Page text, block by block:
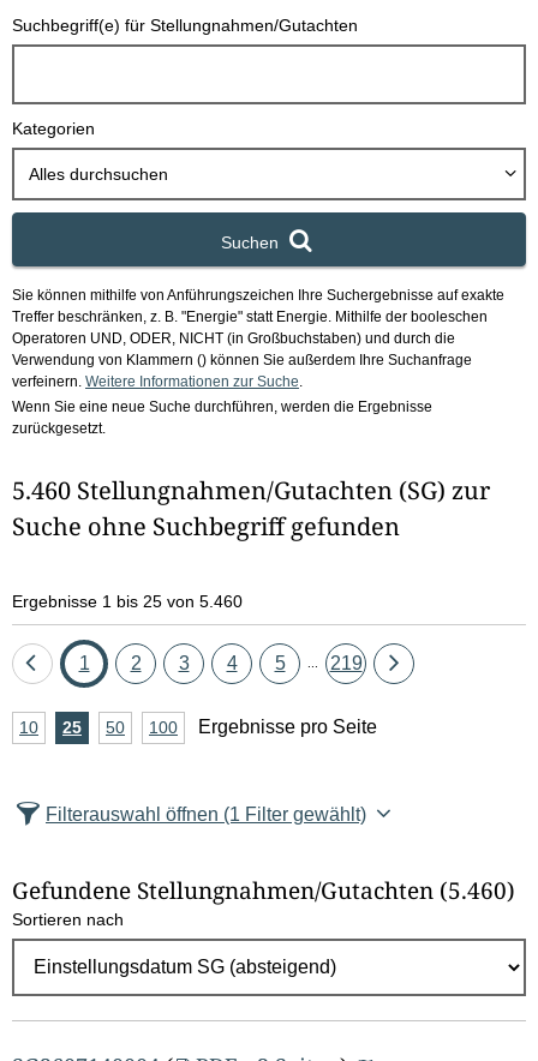
c
h
o
Suchbegriff(e) für Stellungnahmen/Gutachten
Kategorien
Alles durchsuchen
Suchen
Sie können mithilfe von Anführungszeichen Ihre Suchergebnisse auf exakte
Treffer beschränken, z. B. "Energie" statt Energie. Mithilfe der booleschen
Operatoren UND, ODER, NICHT (in Großbuchstaben) und durch die
Verwendung von Klammern () können Sie außerdem Ihre Suchanfrage
verfeinern. Weitere Informationen zur Suche
Wenn Sie eine neue Suche durchführen, werden die Ergebnisse
zurückgesetzt.
5.460 Stellungnahmen/Gutachten (SG) zur
Suche ohne Suchbegriff gefunden
Ergebnisse 1 bis 25 von 5.460
Eine
zurück
Seite
1 Seite
2 Seite
3 Seite
4 Seite
5 Seite
219
Eine
A
z
l
E
g
e
10Ergebnisse
25Ergebnisse
50Ergebnisse
100Ergebnisse
Ergebnisse pro Seite
Filterauswahl öffnen (1 Filter gewählt)
Gefundene Stellungnahmen/⁠Gutachten (5.460)
Sortieren nach